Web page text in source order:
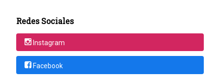
Redes Sociales
Instagram
Facebook